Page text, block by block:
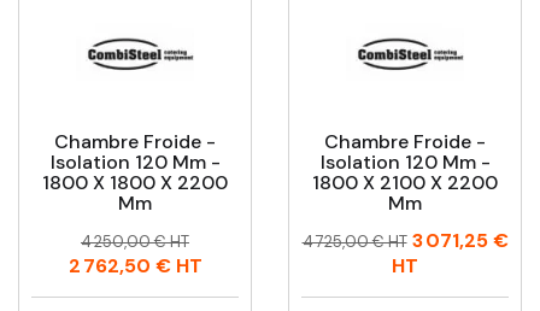
Chambre Froide -
Isolation 120 Mm -
1800 X 1800 X 2200
Mm
Prix
Prix
habituel
4 250,00 € HT
2 762,50 €HT
Chambre Froide -
Isolation 120 Mm -
1800 X 2100 X 2200
Mm
Prix
Prix
4 725,00 € HT 3 071,25 €
HT